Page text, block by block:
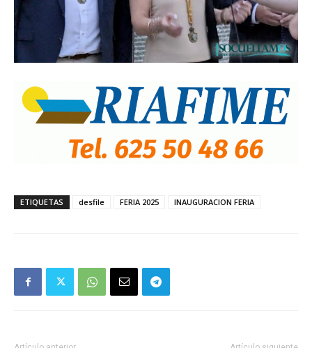
ETIQUETAS desfile FERIA 2025 INAUGURACION FERIA